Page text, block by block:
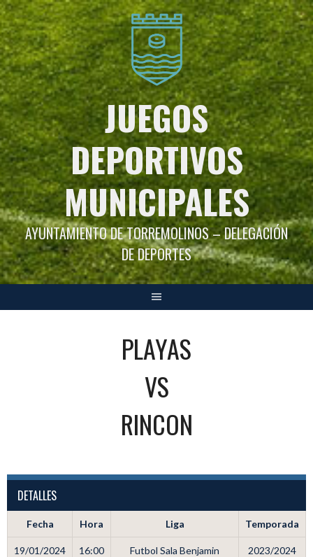
Saltar
al
contenido
JUEGOS
DEPORTIVOS
MUNICIPALES
AYUNTAMIENTO DE TORREMOLINOS – DELEGACIÓN
DE DEPORTES
PLAYAS
VS
RINCON
DETALLES
Fecha Hora Liga Temporada
19/01/2024 16:00
Futbol Sala Benjamin
2023/2024